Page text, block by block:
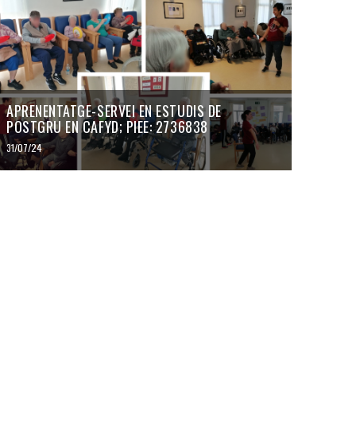
APRENENTATGE-SERVEI EN ESTUDIS DE
POSTGRU EN CAFYD; PIEE: 2736838
31/07/24